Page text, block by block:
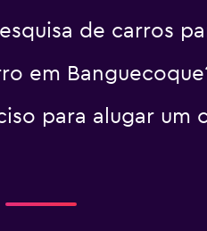
de carros
em
para alugar um